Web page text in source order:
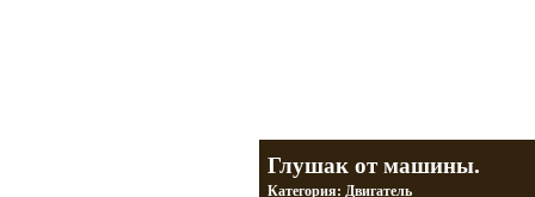
Глушак от машины.
Категория: Двигатель